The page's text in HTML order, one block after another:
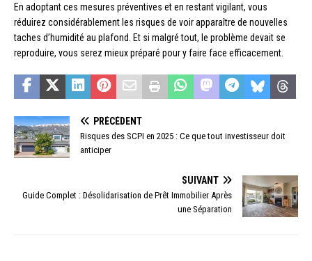
En adoptant ces mesures préventives et en restant vigilant, vous
réduirez considérablement les risques de voir apparaître de nouvelles
taches d’humidité au plafond. Et si malgré tout, le problème devait se
reproduire, vous serez mieux préparé pour y faire face efficacement.
PRÉCÉDENT
Risques des SCPI en 2025 : Ce que tout investisseur doit
anticiper
SUIVANT
Guide Complet : Désolidarisation de Prêt Immobilier Après
une Séparation